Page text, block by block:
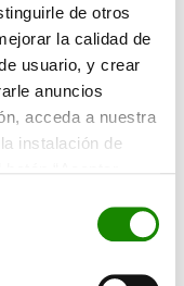
de otros
la calidad de
usuario, y crear
anuncios
acceda a nuestra
instalación de
su instalación,
ha podido
los sentidos y
que nos